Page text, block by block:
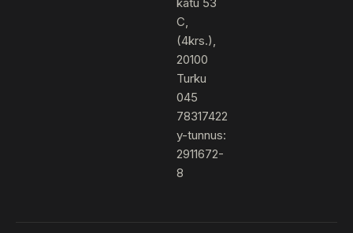
C,
(4krs.),
20100
Turku
045
78317422
y-tunnus:
2911672-
8